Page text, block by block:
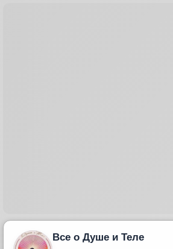
Все о Душе и Теле